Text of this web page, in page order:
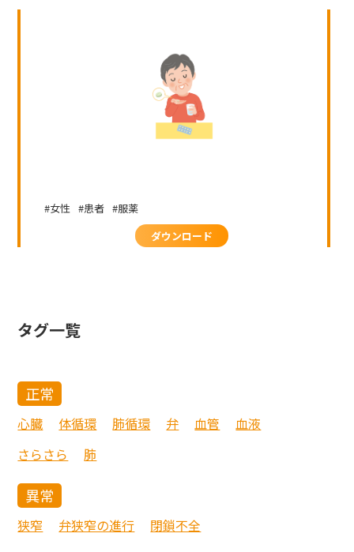
女性 患者
服薬
ダウンロード
タグ一覧
正常
心臓 体循環 肺循環 弁 血管
血液
さらさら
肺
異常
狭窄 弁狭窄の進行 閉鎖不全